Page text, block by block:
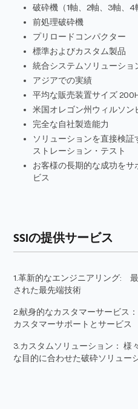
破砕機（1軸、2軸、3軸、4
前処理破砕機
プリロードコンパクター
標準およびカスタム製品
統合システムソリューショ
アジアでの実績
平均な販売装置サイズ
米国オレゴン州ウィルソン
完全な自社製造能力
ソリューションを直接検
ストレーション・テスト
お客様の長期的な成功を
ビス
SSIの提供サービス
1.革新的なエンジニアリング:
された最先端技術
2.献身的なカスタマーサービス
カスタマーサポートとサービス
3.カスタムソリューション： 様
な目的に合わせた破砕ソリュー